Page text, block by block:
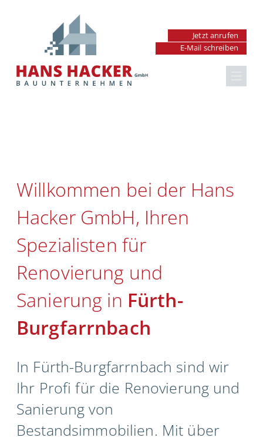
Jetzt anrufen
E-Mail schreiben
Fenster & Türen
Außenanlagen
Maurer- & Betonarbeiten
Unternehmen
Kontakt
Renovierung &
Sanierung in
Willkommen bei der Hans
Hacker GmbH, Ihren
Spezialisten für
Renovierung und
Sanierung in Fürth-
Burgfarrnbach
In Fürth-Burgfarrnbach sind wir
Ihr Profi für die Renovierung und
Sanierung von
Bestandsimmobilien. Mit über